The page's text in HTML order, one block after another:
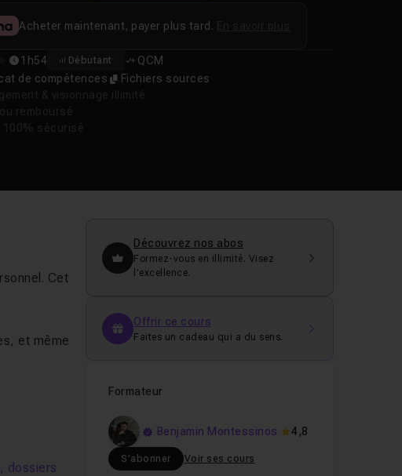
1h54 Débutant
QCM
de compétences
Fichiers sources
Acheter maintenant, payer plus tard.
Cet
et même
dossiers
Découvrez nos abos
Formez-vous en illimité. Visez
l’excellence.
Offrir ce cours
Faites un cadeau qui a du sens.
Formateur
Benjamin Montessinos 4,8
S'abonner Voir ses cours